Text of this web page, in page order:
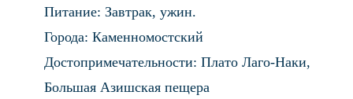
Питание: Завтрак, ужин.
Города: Каменномостский
Достопримечательности: Плато Лаго-Наки,
Большая Азишская пещера